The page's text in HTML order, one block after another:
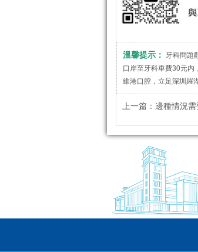
溫馨提示：
牙科問題
口岸至牙科車費30元内
維港口腔，立足深圳羅
上一篇： 邊種情況需要箍